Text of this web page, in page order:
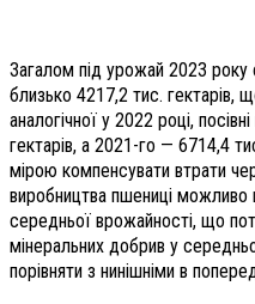
Загалом під урожай 2023
близько 4217,2 тис. гектарів,
аналогічної у 2022 році,
гектарів, а 2021-го — 6714,4
мірою компенсувати втрати
виробництва пшениці можливо
середньої врожайності, що
мінеральних добрив у
порівняти з нинішніми в